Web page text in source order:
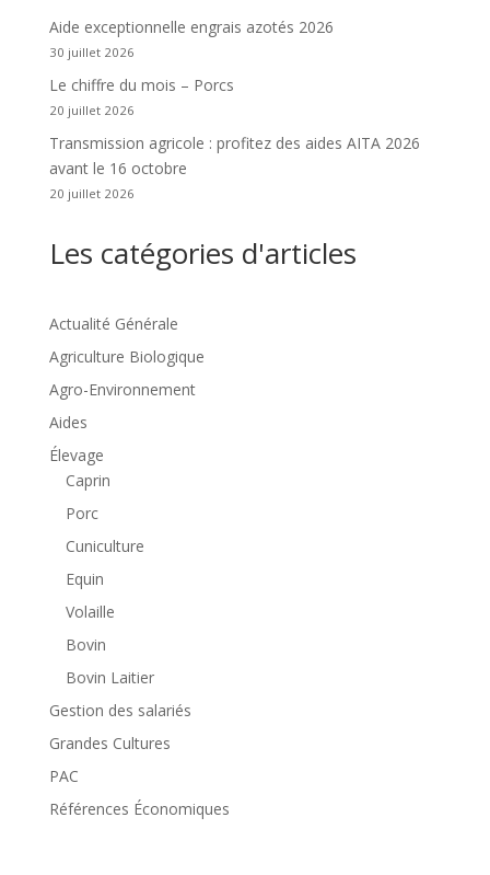
Aide exceptionnelle engrais azotés 2026
30 juillet 2026
Le chiffre du mois – Porcs
20 juillet 2026
Transmission agricole : profitez des aides AITA 2026
avant le 16 octobre
20 juillet 2026
Les catégories d'articles
Actualité Générale
Agriculture Biologique
Agro-Environnement
Aides
Élevage
Caprin
Porc
Cuniculture
Equin
Volaille
Bovin
Bovin Laitier
Gestion des salariés
Grandes Cultures
PAC
Références Économiques